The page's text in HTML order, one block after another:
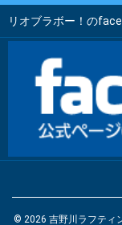
リオブラボー！の
© 2026 吉野川ラフティ